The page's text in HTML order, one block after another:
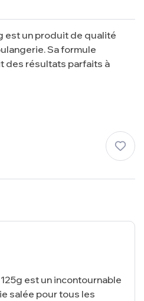
est un produit de qualité
Sa formule
des résultats parfaits à
est un incontournable
salée pour tous les